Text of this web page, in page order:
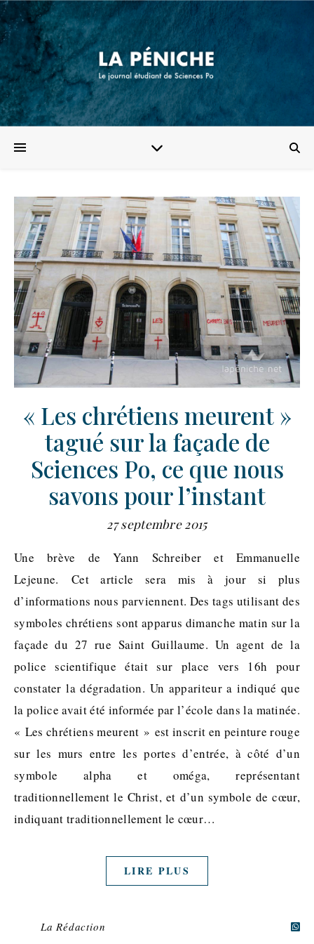
« Les chrétiens meurent »
tagué sur la façade de
Sciences Po, ce que nous
savons pour l’instant
27 septembre 2015
Une brève de Yann Schreiber et Emmanuelle
Lejeune. Cet article sera mis à jour si plus
d’informations nous parviennent. Des tags utilisant des
symboles chrétiens sont apparus dimanche matin sur la
façade du 27 rue Saint Guillaume. Un agent de la
police scientifique était sur place vers 16h pour
constater la dégradation. Un appariteur a indiqué que
la police avait été informée par l’école dans la matinée.
« Les chrétiens meurent » est inscrit en peinture rouge
sur les murs entre les portes d’entrée, à côté d’un
symbole alpha et oméga, représentant
traditionnellement le Christ, et d’un symbole de cœur,
indiquant traditionnellement le cœur…
LIRE PLUS
La Rédaction